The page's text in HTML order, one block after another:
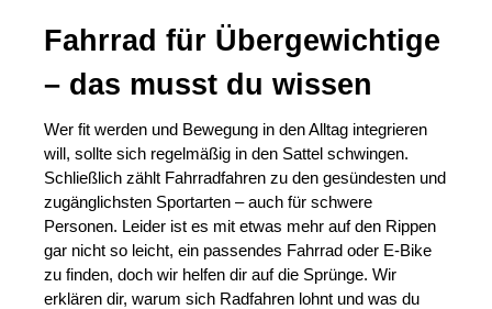
Fahrrad für Übergewichtige
– das musst du wissen
Wer fit werden und Bewegung in den Alltag integrieren
will, sollte sich regelmäßig in den Sattel schwingen.
Schließlich zählt Fahrradfahren zu den gesündesten und
zugänglichsten Sportarten – auch für schwere
Personen. Leider ist es mit etwas mehr auf den Rippen
gar nicht so leicht, ein passendes Fahrrad oder E-Bike
zu finden, doch wir helfen dir auf die Sprünge. Wir
erklären dir, warum sich Radfahren lohnt und was du